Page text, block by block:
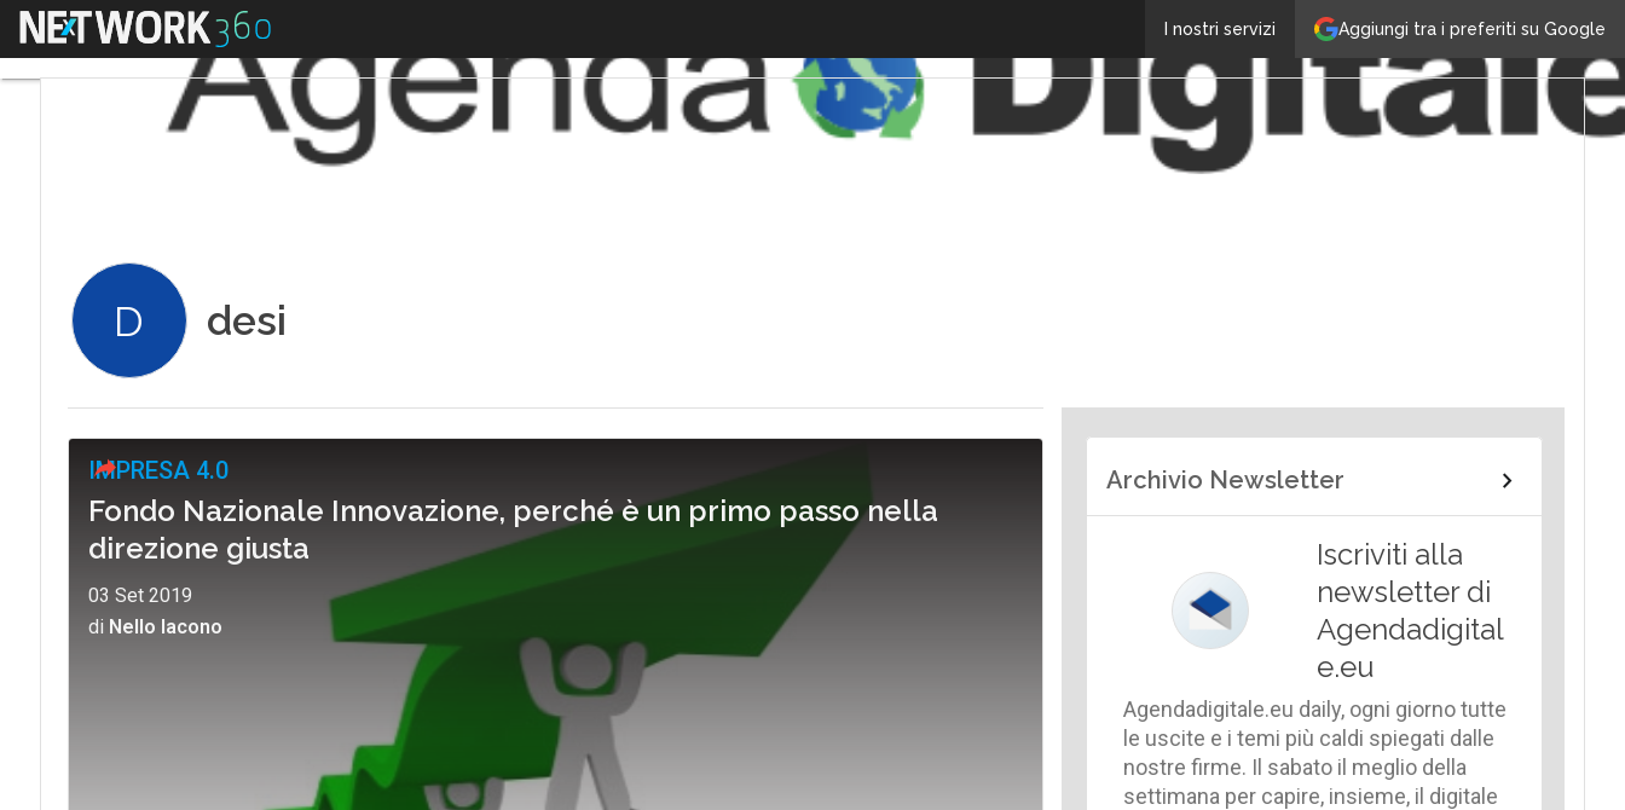
Aggiungi tra i preferiti su Google
I nostri servizi
Menu
D desi
IMPRESA 4.0
Fondo Nazionale Innovazione, perché è un primo passo nella
direzione giusta
03 Set 2019
di Nello Iacono
Archivio Newsletter
Iscriviti alla
newsletter di
Agendadigital
e.eu
Agendadigitale.eu daily, ogni giorno tutte
le uscite e i temi più caldi spiegati dalle
nostre firme. Il sabato il meglio della
settimana per capire, insieme, il digitale